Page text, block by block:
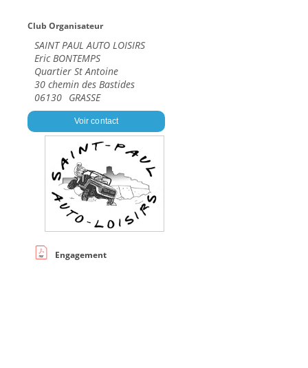
Club Organisateur
SAINT PAUL AUTO LOISIRS
Eric BONTEMPS
Quartier St Antoine
30 chemin des Bastides
06130 GRASSE
Voir contact
Engagement